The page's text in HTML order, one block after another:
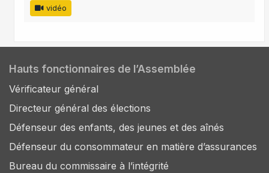
vidéo
Hauts fonctionnaires de l’Assemblée
Vérificateur général
Directeur général des élections
Défenseur des enfants, des jeunes et des aînés
Défenseur du consommateur en matière d’assurances
Bureau du commissaire à l’intégrité